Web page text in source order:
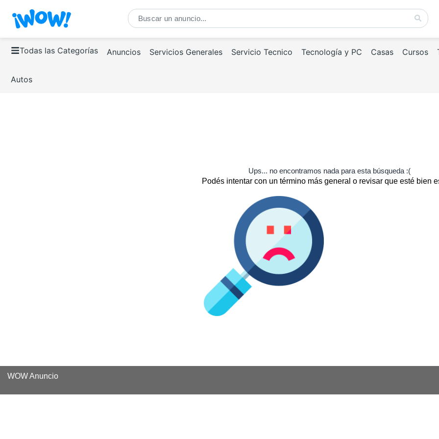
Todas las Categorías Anuncios Servicios Generales Servicio Tecnico Tecnología y PC Casas Cursos
Autos
Ups... no encontramos nada para esta búsqueda :(
Podés intentar con un término más general o revisar que esté bien
WOW Anuncio